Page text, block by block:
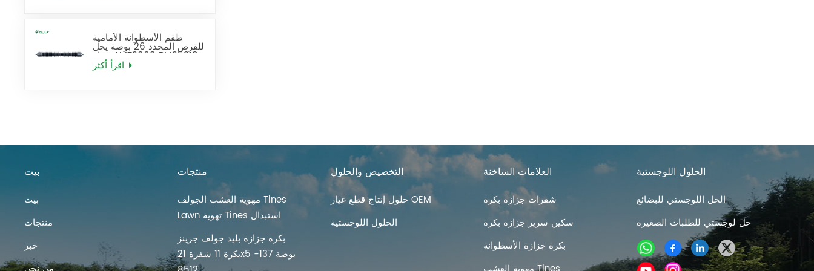
طقم الأسطوانة الأمامية
للقرص المخدد 26 بوصة يحل
محل AMT2968 BM25318
بيت
بيت
منتجات
خبر
منتجات
مهوية العشب الجولف Tines
Lawn تهوية Tines استبدال
بكرة جزازة بليد جولف جرينز
بكرة 11 شفرة 21x5 بوصة 137-
التخصيص والحلول
حلول إنتاج قطع غيار OEM
الحلول اللوجستية
العلامات الساخنة
شفرات جزازة بكرة
سكين سرير جزازة بكرة
بكرة جزازة الأسطوانة
الحلول اللوجستية
الحل اللوجستي للبضائع
حل لوجستي للطلبات الصغيرة